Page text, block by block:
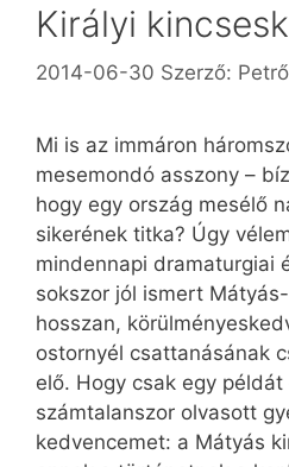
Királyi
2014-06-30 Szerző:
Mi is az immáron
mesemondó asszony –
hogy egy ország mesélő
sikerének titka? Úgy
mindennapi dramaturgiai
sokszor jól ismert
hosszan,
ostornyél csattanásának
elő. Hogy csak egy
számtalanszor olvasott
kedvencemet: a Mátyás